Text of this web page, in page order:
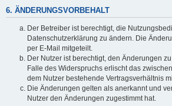
6. ÄNDERUNGSVORBEHALT
Der Betreiber ist berechtigt, die
Datenschutzerklärung zu ändern. Die
per E-Mail mitgeteilt.
Der Nutzer ist berechtigt, den Änderungen
Falle des Widerspruchs erlischt das
dem Nutzer bestehende Vertragsverhältnis
Die Änderungen gelten als anerkannt und
Nutzer den Änderungen zugestimmt hat.